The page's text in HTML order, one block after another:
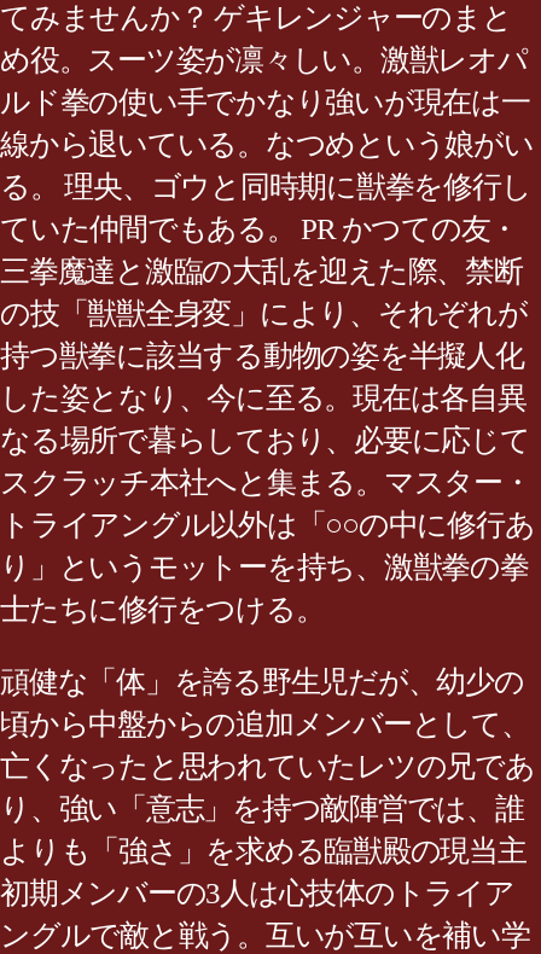
てみませんか？ ゲキレンジャーのまと
め役。スーツ姿が凛々しい。激獣レオパ
ルド拳の使い手でかなり強いが現在は一
線から退いている。なつめという娘がい
る。 理央、ゴウと同時期に獣拳を修行し
ていた仲間でもある。 PR かつての友・
三拳魔達と激臨の大乱を迎えた際、禁断
の技「獣獣全身変」により、それぞれが
持つ獣拳に該当する動物の姿を半擬人化
した姿となり、今に至る。現在は各自異
なる場所で暮らしており、必要に応じて
スクラッチ本社へと集まる。マスター・
トライアングル以外は「○○の中に修行あ
り」というモットーを持ち、激獣拳の拳
士たちに修行をつける。
頑健な「体」を誇る野生児だが、幼少の
頃から中盤からの追加メンバーとして、
亡くなったと思われていたレツの兄であ
り、強い「意志」を持つ敵陣営では、誰
よりも「強さ」を求める臨獣殿の現当主
初期メンバーの3人は心技体のトライア
ングルで敵と戦う。互いが互いを補い学